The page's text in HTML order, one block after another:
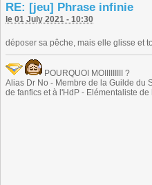
RE: [jeu] Phrase infinie
le 01 July 2021 - 10:30
déposer sa pêche, mais elle glisse et
POURQUOI MOIIIIIIIII ?
Alias Dr No - Membre de la Guilde du
de fanfics et à l'HdP - Elémentaliste de